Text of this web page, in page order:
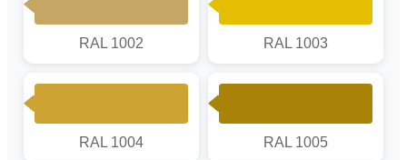
RAL 1002 RAL 1003
RAL 1004 RAL 1005